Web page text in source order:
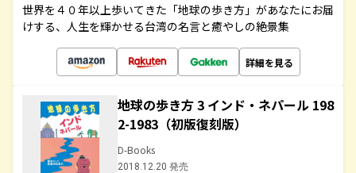
世界を４０年以上歩いてきた「地球の歩き方」があなたにお届
けする、人生を輝かせる台湾の名言と癒やしの絶景集
詳細を見る
地球の歩き方 3 インド・ネパール 198
2-1983（初版復刻版）
D-Books
2018.12.20 発売